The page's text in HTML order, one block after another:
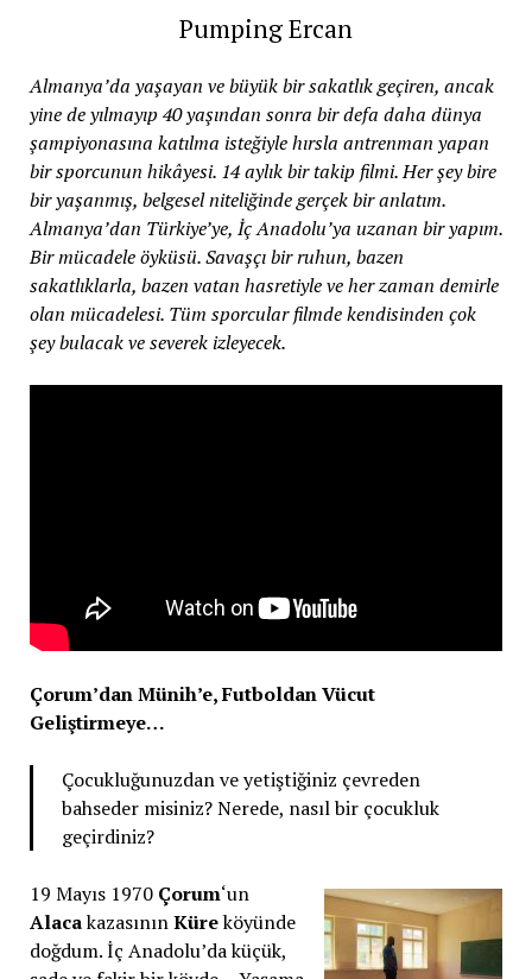
Pumping Ercan
Almanya’da yaşayan ve büyük bir sakatlık geçiren, ancak
yine de yılmayıp 40 yaşından sonra bir defa daha dünya
şampiyonasına katılma isteğiyle hırsla antrenman yapan
bir sporcunun hikâyesi. 14 aylık bir takip filmi. Her şey bire
bir yaşanmış, belgesel niteliğinde gerçek bir anlatım.
Almanya’dan Türkiye’ye, İç Anadolu’ya uzanan bir yapım.
Bir mücadele öyküsü. Savaşçı bir ruhun, bazen
sakatlıklarla, bazen vatan hasretiyle ve her zaman demirle
olan mücadelesi. Tüm sporcular filmde kendisinden çok
şey bulacak ve severek izleyecek.
Çorum’dan Münih’e, Futboldan Vücut
Geliştirmeye…
Çocukluğunuzdan ve yetiştiğiniz çevreden
bahseder misiniz? Nerede, nasıl bir çocukluk
geçirdiniz?
19 Mayıs 1970 Çorum‘un
AlacakazasınınKüreköyünde
doğdum. İç Anadolu’da küçük,